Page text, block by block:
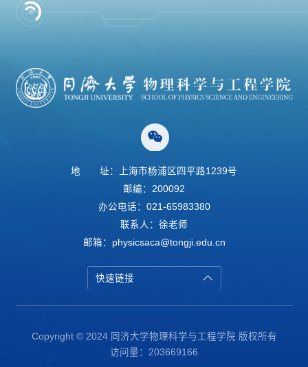
地
址：上海市杨浦区四平路1239号
邮编：200092
办公电话：021-65983380
联系人：徐老师
邮箱：physicsaca@tongji.edu.cn
快速链接
Copyright © 2024 同济大学物理科学与工程学院 版权所有
访问量： 203669166